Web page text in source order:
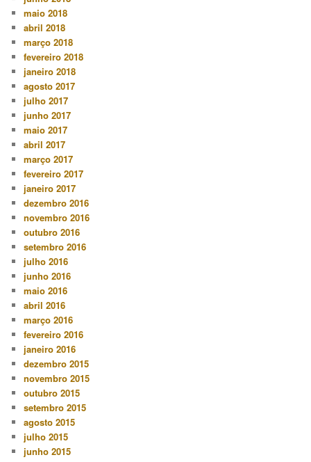
maio 2018
abril 2018
março 2018
fevereiro 2018
janeiro 2018
agosto 2017
julho 2017
junho 2017
maio 2017
abril 2017
março 2017
fevereiro 2017
janeiro 2017
dezembro 2016
novembro 2016
outubro 2016
setembro 2016
julho 2016
junho 2016
maio 2016
abril 2016
março 2016
fevereiro 2016
janeiro 2016
dezembro 2015
novembro 2015
outubro 2015
setembro 2015
agosto 2015
julho 2015
junho 2015